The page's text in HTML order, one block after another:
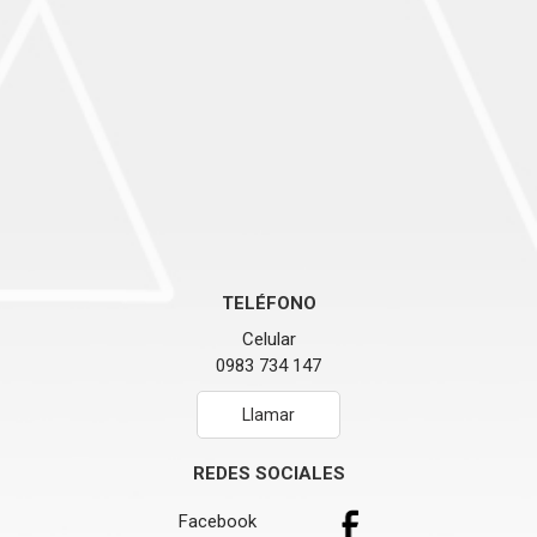
TELÉFONO
Celular
0983 734 147
Llamar
REDES SOCIALES
Facebook